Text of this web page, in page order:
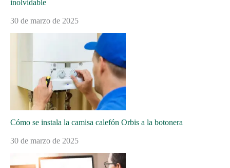
inolvidable
30 de marzo de 2025
Cómo se instala la camisa calefón Orbis a la botonera
30 de marzo de 2025